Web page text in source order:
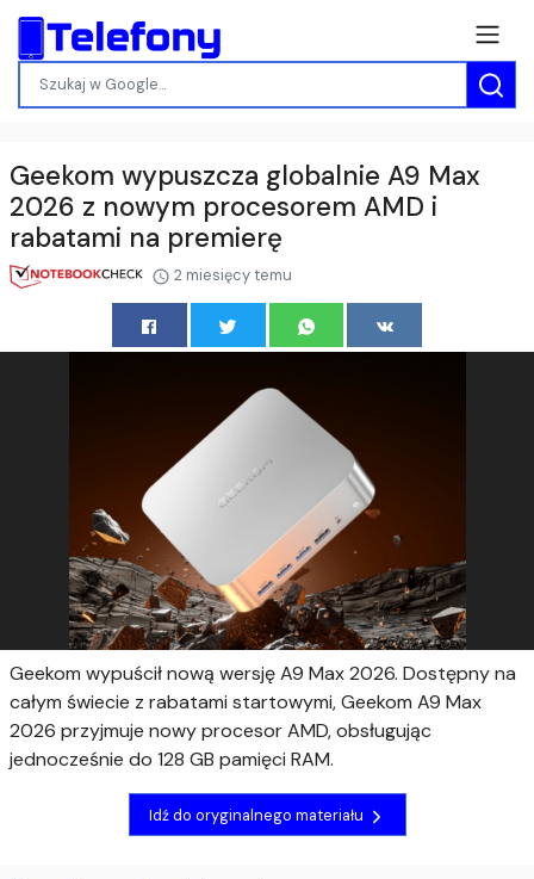
Geekom wypuszcza globalnie A9 Max
2026 z nowym procesorem AMD i
rabatami na premierę
2 miesięcy temu
Geekom wypuścił nową wersję A9 Max 2026. Dostępny na
całym świecie z rabatami startowymi, Geekom A9 Max
2026 przyjmuje nowy procesor AMD, obsługując
jednocześnie do 128 GB pamięci RAM.
Idź do oryginalnego materiału